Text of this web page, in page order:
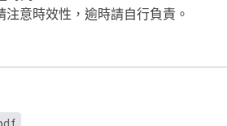
意時效性，逾時請自行負責。